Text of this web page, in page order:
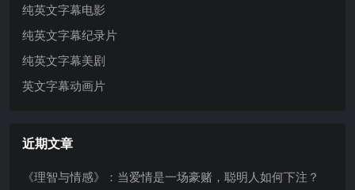
纯英文字幕电影
纯英文字幕纪录片
纯英文字幕美剧
英文字幕动画片
近期文章
《理智与情感》：当爱情是一场豪赌，聪明人如何下注？